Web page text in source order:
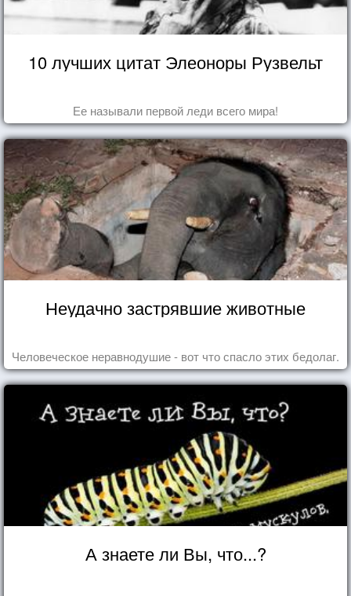
10 лучших цитат Элеоноры Рузвельт
Ее называли первой леди всего мира!
Неудачно застрявшие животные
Человеческое неравнодушие - вот что спасло этих бедолаг.
А знаете ли Вы, что...?